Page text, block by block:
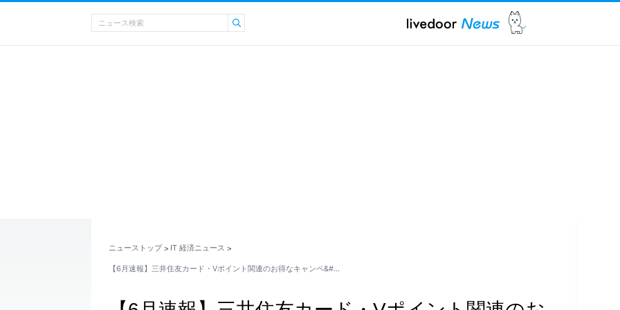
ニューストップ > IT 経済ニュース >
【6月速報】三井住友カード・Vポイント関連のお得なキャンペ&#…